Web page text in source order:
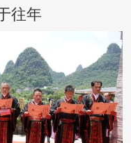
往年